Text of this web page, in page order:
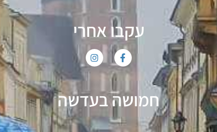
עקבו אחרי
חמושה בעדשה